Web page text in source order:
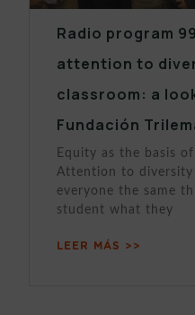
Radio program
attention to
classroom: a
Fundación
Equity as the basis
Attention to diversity
everyone the same
student what they
LEER MÁS >>